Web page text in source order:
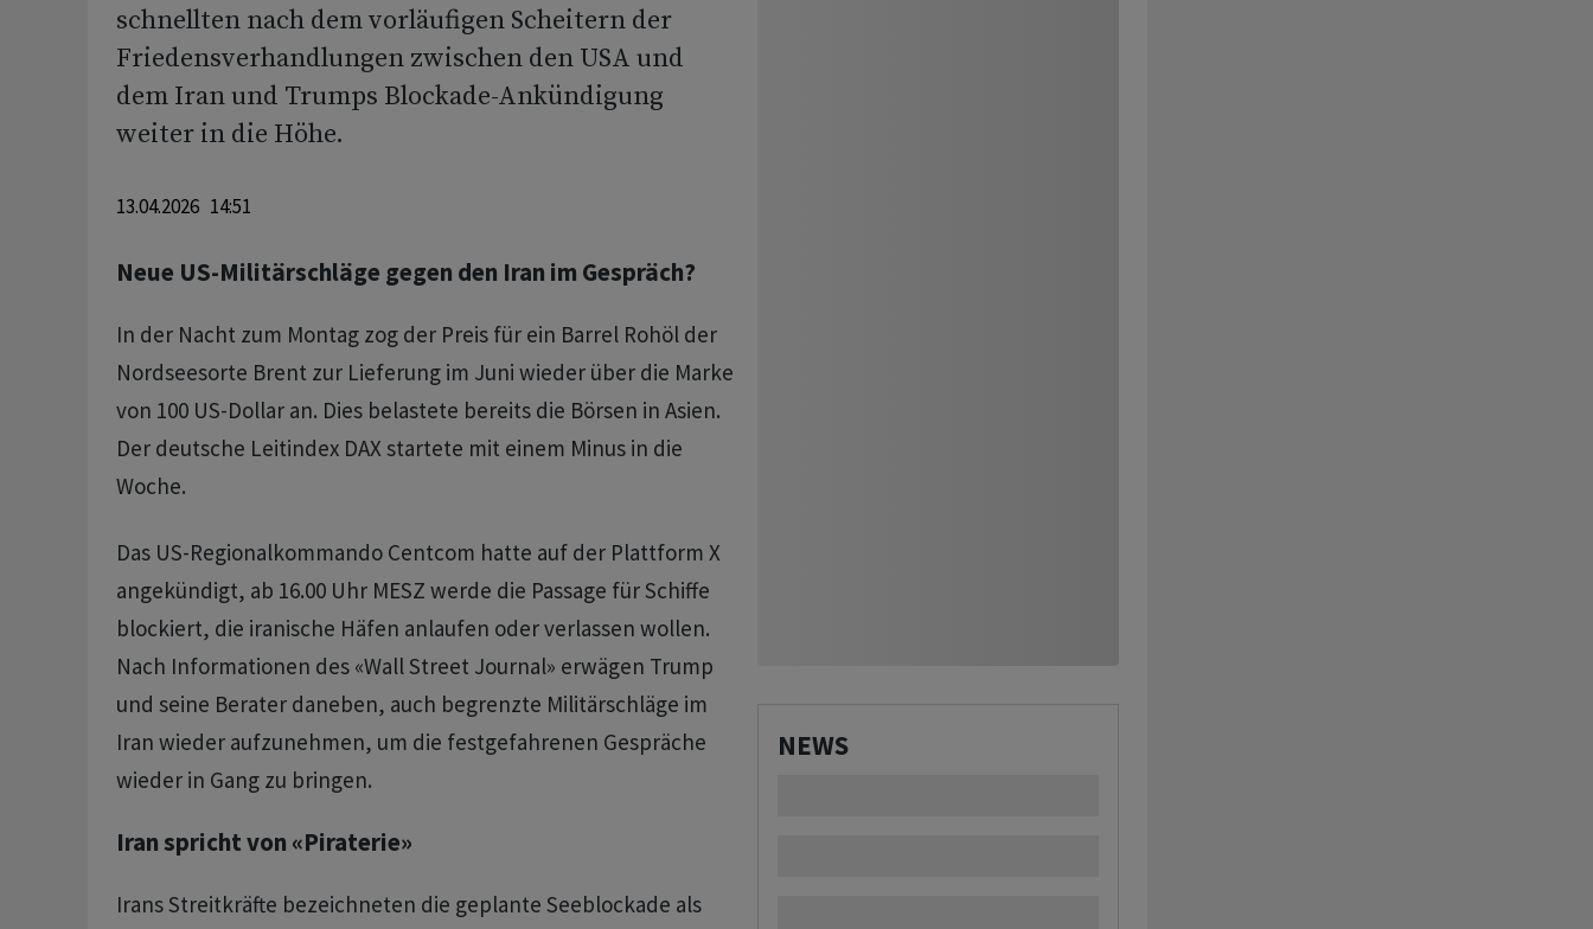
schnellten nach dem vorläufigen Scheitern der
Friedensverhandlungen zwischen den USA und
dem Iran und Trumps Blockade-Ankündigung
weiter in die Höhe.
13.04.2026 14:51
Neue US-Militärschläge gegen den Iran im Gespräch?
In der Nacht zum Montag zog der Preis für ein Barrel Rohöl der
Nordseesorte Brent zur Lieferung im Juni wieder über die Marke
von 100 US-Dollar an. Dies belastete bereits die Börsen in Asien.
Der deutsche Leitindex DAX startete mit einem Minus in die
Woche.
Das US-Regionalkommando Centcom hatte auf der Plattform X
angekündigt, ab 16.00 Uhr MESZ werde die Passage für Schiffe
blockiert, die iranische Häfen anlaufen oder verlassen wollen.
Nach Informationen des «Wall Street Journal» erwägen Trump
und seine Berater daneben, auch begrenzte Militärschläge im
Iran wieder aufzunehmen, um die festgefahrenen Gespräche
wieder in Gang zu bringen.
Iran spricht von «Piraterie»
Irans Streitkräfte bezeichneten die geplante Seeblockade als
NEWS